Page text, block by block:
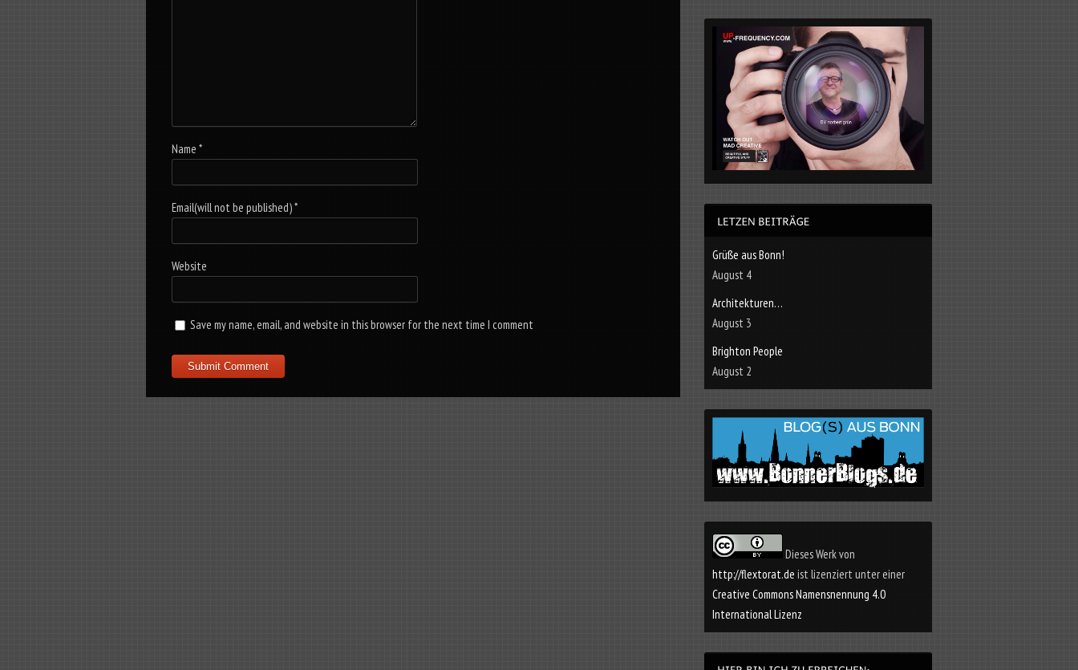
Name*
Email(will not be published)*
Website
Save my name, email, and website in this browser for the next time I comment
Grüße aus Bonn!
August 4
Architekturen…
August 3
Brighton People
August 2
Dieses Werk von
http://flextorat.de ist lizenziert unter einer
Creative Commons Namensnennung 4.0
International Lizenz